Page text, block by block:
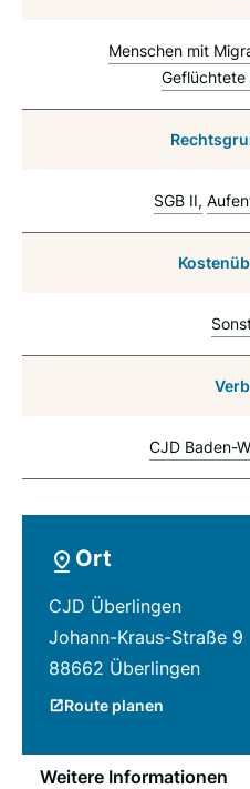
Menschen mit
Geflüchtete
SGB II
CJD Baden-
Ort
CJD Überlingen
Johann-Kraus-Straße 9
88662 Überlingen
Route planen
Weitere Informationen